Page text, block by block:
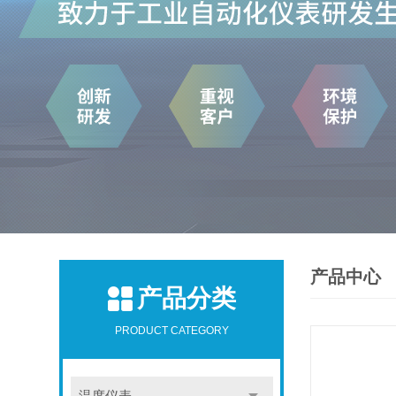
产品分类
PRODUCT CATEGORY
产品中心